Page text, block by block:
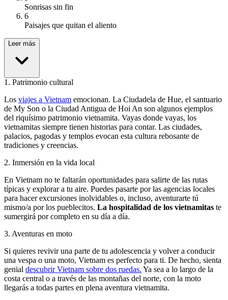
Sonrisas sin fin
6
Paisajes que quitan el aliento
Leer más
1 . Patrimonio cultural
Los viajes a Vietnam emocionan. La Ciudadela de Hue, el santuario
de My Son o la Ciudad Antigua de Hoi An son algunos ejemplos
del riquísimo patrimonio vietnamita. Vayas donde vayas, los
vietnamitas siempre tienen historias para contar. Las ciudades,
palacios, pagodas y templos evocan esta cultura rebosante de
tradiciones y creencias.
2. Inmersión en la vida local
En Vietnam no te faltarán oportunidades para salirte de las rutas
típicas y explorar a tu aire. Puedes pasarte por las agencias locales
para hacer excursiones inolvidables o, incluso, aventurarte tú
mismo/a por los pueblecitos. La hospitalidad de los vietnamitas te
sumergirá por completo en su día a día.
3. Aventuras en moto
Si quieres revivir una parte de tu adolescencia y volver a conducir
una vespa o una moto, Vietnam es perfecto para ti. De hecho, sienta
genial descubrir Vietnam sobre dos ruedas. Ya sea a lo largo de la
costa central o a través de las montañas del norte, con la moto
llegarás a todas partes en plena aventura vietnamita.